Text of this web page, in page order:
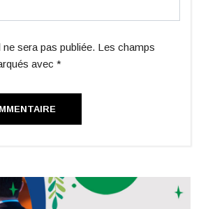
sera pas publiée. Les champs
avec *